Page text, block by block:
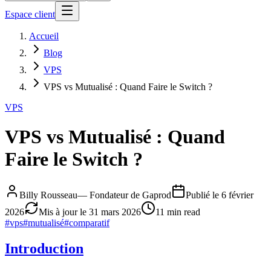
Espace client
Accueil
Blog
VPS
VPS vs Mutualisé : Quand Faire le Switch ?
VPS
VPS vs Mutualisé : Quand
Faire le Switch ?
Billy Rousseau— Fondateur de Gaprod Publié le 6 février
2026
Mis à jour le 31 mars 2026
11 min read
#vps#mutualisé#comparatif
Introduction